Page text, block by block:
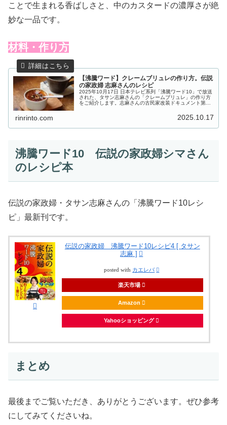
ことで生まれる香ばしさと、中のカスタードの濃厚さが絶
妙な一品です。
材料・作り方
【沸騰ワード】クレームブリュレの作り方。伝説
の家政婦 志麻さんのレシピ
2025年10月17日 日本テレビ系列「沸騰ワード10」で放送
された、タサン志麻さんの「クレームブリュレ」の作り方
をご紹介します。志麻さんの古民家改装ドキュメント第二
rinrinto.com 2025.10.17
沸騰ワード10 伝説の家政婦シマさん
のレシピ本
伝説の家政婦・タサン志麻さんの「沸騰ワード10レシ
ピ」最新刊です。
伝説の家政婦 沸騰ワード10レシピ4 [ タサン
志麻 ]
posted with カエレバ
楽天市場
Amazon
Yahooショッピング
まとめ
最後までご覧いただき、ありがとうございます。ぜひ参考
にしてみてくださいね。